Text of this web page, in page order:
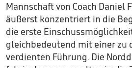
Mannschaft von Coach Daniel
äußerst konzentriert in die
die erste
gleichbedeutend mit einer zu
verdienten Führung. Die